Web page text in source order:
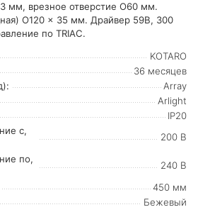
мм, врезное отверстие O60 мм.
O120 x 35 мм. Драйвер 59В, 300
по TRIAC.
KOTARO
36 месяцев
Array
Arlight
IP20
с,
200 В
по,
240 В
450 мм
Бежевый